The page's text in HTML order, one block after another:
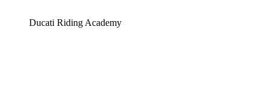
Ducati Riding Academy